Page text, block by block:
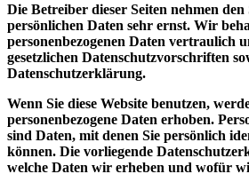
Die Betreiber dieser Seiten nehmen
persönlichen Daten sehr ernst. Wir
personenbezogenen Daten vertraulich
gesetzlichen Datenschutzvorschriften
Datenschutzerklärung.
Wenn Sie diese Website benutzen,
personenbezogene Daten erhoben.
sind Daten, mit denen Sie persönlich
können. Die vorliegende
welche Daten wir erheben und wofür